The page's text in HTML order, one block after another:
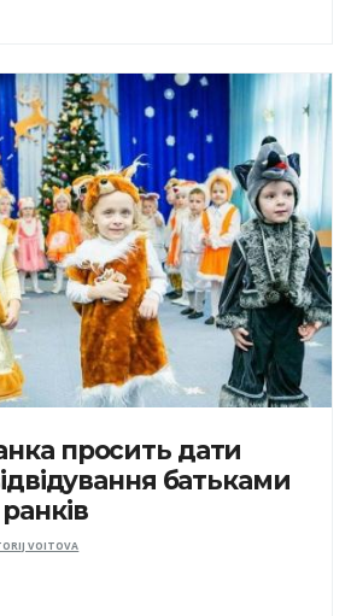
просить дати
батьками
VOITOVA